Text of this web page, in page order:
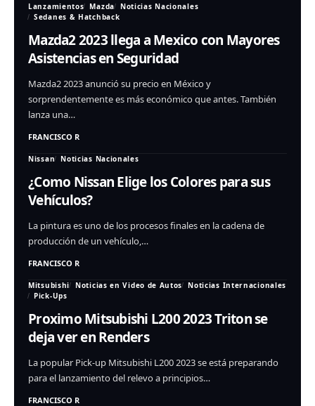
Lanzamientos Mazda
Noticias Nacionales
Sedanes & Hatchback
Mazda2 2023 llega a Mexico con Mayores
Asistencias en Seguridad
Mazda2 2023 anunció su precio en México y
sorprendentemente es más económico que antes. También
lanza una…
FRANCISCO R
Nissan Noticias Nacionales
¿Como Nissan Elige los Colores para sus
Vehículos?
La pintura es uno de los procesos finales en la cadena de
producción de un vehículo,…
FRANCISCO R
Mitsubishi Noticias en Video de Autos
Noticias Internacionales
Pick-Ups
Proximo Mitsubishi L200 2023 Triton se
deja ver en Renders
La popular Pick-up Mitsubishi L200 2023 se está preparando
para el lanzamiento del relevo a principios…
FRANCISCO R